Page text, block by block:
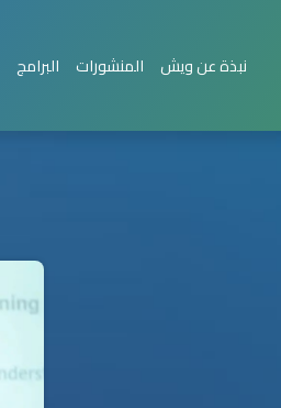
نبذة عن ويش المنشورات البرامج